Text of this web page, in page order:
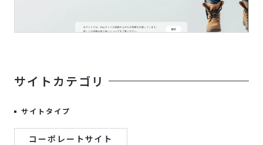
サイトカテゴリ
サイトタイプ
コーポレートサイト